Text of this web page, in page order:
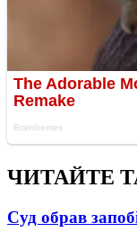
ЧИТАЙТЕ
Суд обрав